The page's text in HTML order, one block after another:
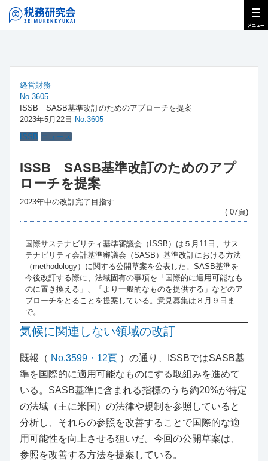
経営財務
No.3605
ISSB SASB基準改訂のためのアプローチを提案
2023年5月22日 No.3605
ISSB ニュース
ISSB SASB基準改訂のためのアプ
ローチを提案
2023年中の改訂完了目指す
( 07頁)
国際サステナビリティ基準審議会（ISSB）は５月11日、サス
テナビリティ会計基準審議会（SASB）基準改訂における方法
（methodology）に関する公開草案を公表した。SASB基準を
今後改訂する際に、法域固有の事項を「国際的に適用可能なも
のに置き換える」、「より一般的なものを提供する」などのア
プローチをとることを提案している。意見募集は８月９日ま
で。
気候に関連しない領域の改訂
既報（ No.3599・12頁 ）の通り、ISSBではSASB基
準を国際的に適用可能なものにする取組みを進めて
いる。SASB基準に含まれる指標のうち約20%が特定
の法域（主に米国）の法律や規制を参照していると
分析し、それらの参照を改善することで国際的な適
用可能性を向上させる狙いだ。今回の公開草案は、
参照を改善する方法を提案している。